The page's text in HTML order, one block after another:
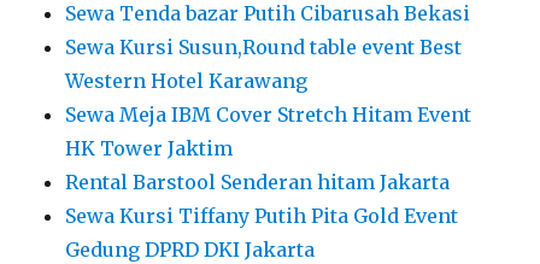
Sewa Tenda bazar Putih Cibarusah Bekasi
Sewa Kursi Susun,Round table event Best
Western Hotel Karawang
Sewa Meja IBM Cover Stretch Hitam Event
HK Tower Jaktim
Rental Barstool Senderan hitam Jakarta
Sewa Kursi Tiffany Putih Pita Gold Event
Gedung DPRD DKI Jakarta